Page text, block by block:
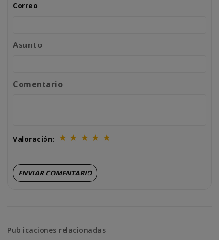
Correo
Asunto
Comentario
Valoración: ★ ★ ★ ★ ★
Publicaciones relacionadas